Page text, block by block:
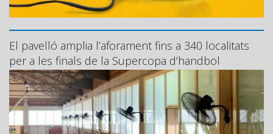
El pavelló amplia l’aforament fins a 340 localitats
per a les finals de la Supercopa d’handbol